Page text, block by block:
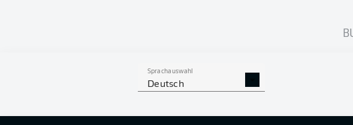
Sprachauswahl
Deutsch
Marco Rose wollte vor dem Start in
vor dem
ordentlich spielen, Ergebnisse holen
Die "Basis", wie Rose es nannte, hatte